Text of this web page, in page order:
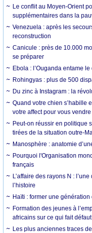
Le conflit au Moyen-Orient
supplémentaires dans la
Venezuela : après les
reconstruction
Canicule : près de 10.000
se préparer
Ebola : l’Ouganda entame
Rohingyas : plus de 500
Du zinc à Instagram : la
Quand votre chien s’habille
votre affect pour vous
Peut-on réussir en politique
tirées de la situation outre-
Manosphère : anatomie
Pourquoi l'Organisation
français
L’affaire des rayons N :
l’histoire
Haïti : former une
Formation des jeunes à
africains sur ce qui fait défaut
Les plus anciennes traces